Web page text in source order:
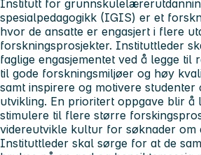
Institutt for
spesialpedagogikk (IGIS) er et
hvor de ansatte er engasjert i flere
forskningsprosjekter. Instituttleder
faglige engasjementet ved å legge til
til gode forskningsmiljøer og høy
samt inspirere og motivere studenter
utvikling. En prioritert oppgave blir å
stimulere til flere større
videreutvikle kultur for søknader om
Instituttleder skal sørge for at de